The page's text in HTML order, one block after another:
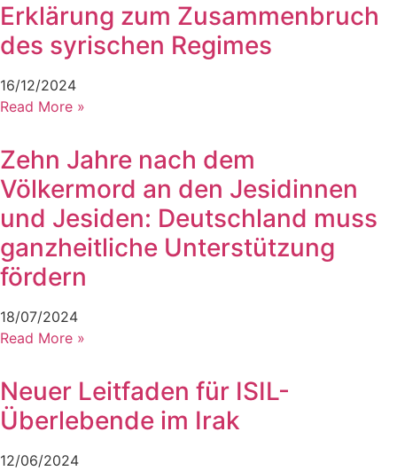
Erklärung zum Zusammenbruch
des syrischen Regimes
16/12/2024
Read More »
Zehn Jahre nach dem
Völkermord an den Jesidinnen
und Jesiden: Deutschland muss
ganzheitliche Unterstützung
fördern
18/07/2024
Read More »
Neuer Leitfaden für ISIL-
Überlebende im Irak
12/06/2024